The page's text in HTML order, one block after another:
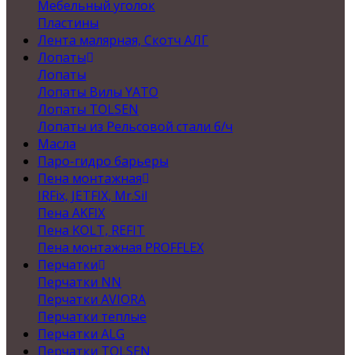
Мебельный уголок
Пластины
Лента малярная, Скотч АЛГ
Лопаты
Лопаты
Лопаты Вилы YATO
Лопаты TOLSEN
Лопаты из Рельсовой стали б/ч
Масла
Паро-гидро барьеры
Пена монтажная
IRFix, JETFIX, Mr.Sil
Пена AKFIX
Пена KOLT, REFIT
Пена монтажная PROFFLEX
Перчатки
Перчатки NN
Перчатки AVIORA
Перчатки теплые
Перчатки ALG
Перчатки TOLSEN